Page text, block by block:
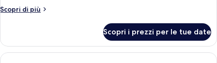
Scopri di più
Altri
Scopri i prezzi per le tue date